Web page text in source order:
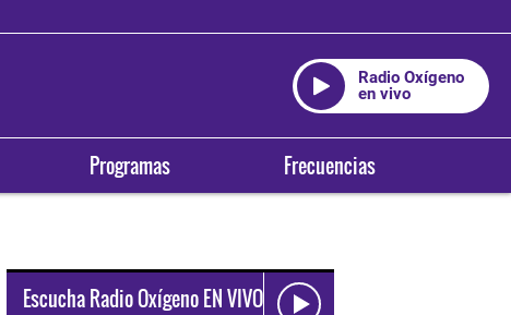
Radio Oxígeno
en vivo
Programas Frecuencias
Escucha Radio Oxígeno EN VIVO